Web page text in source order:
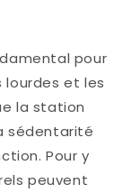
pour
lourdes et les
la station
sédentarité
Pour y
peuvent